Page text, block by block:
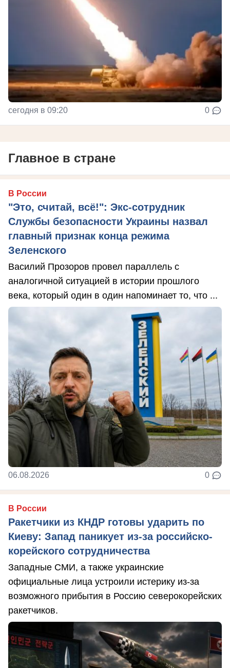
сегодня в 09:20 0
Главное в стране
В России
"Это, считай, всё!": Экс-сотрудник
Службы безопасности Украины назвал
главный признак конца режима
Зеленского
Василий Прозоров провел параллель с
аналогичной ситуацией в истории прошлого
века, который один в один напоминает то, что ...
06.08.2026 0
В России
Ракетчики из КНДР готовы ударить по
Киеву: Запад паникует из-за российско-
корейского сотрудничества
Западные СМИ, а также украинские
официальные лица устроили истерику из-за
возможного прибытия в Россию северокорейских
ракетчиков.